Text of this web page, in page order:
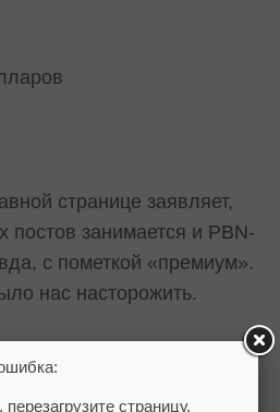
странице заявляет,
постов занимается и PBN-
с пометкой «премиум».
нас насторожить.
ссылки на
что все
страницу.